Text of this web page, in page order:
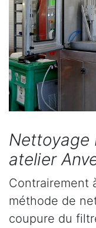
Nettoyage
atelier
Contrairement
méthode de
coupure du